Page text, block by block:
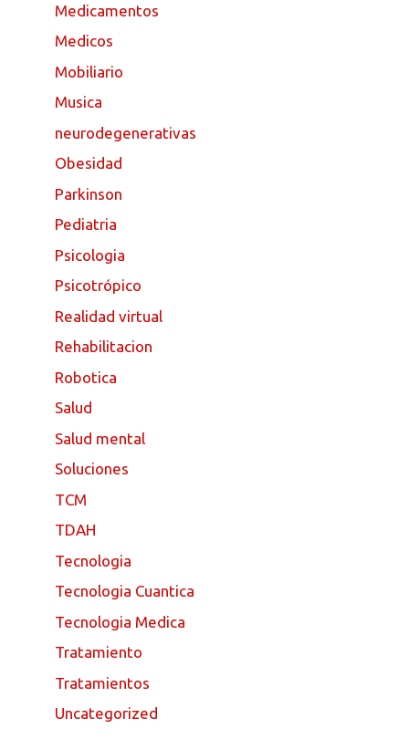
Medicamentos
Medicos
Mobiliario
Musica
neurodegenerativas
Obesidad
Parkinson
Pediatria
Psicologia
Psicotrópico
Realidad virtual
Rehabilitacion
Robotica
Salud
Salud mental
Soluciones
TCM
TDAH
Tecnologia
Tecnologia Cuantica
Tecnologia Medica
Tratamiento
Tratamientos
Uncategorized